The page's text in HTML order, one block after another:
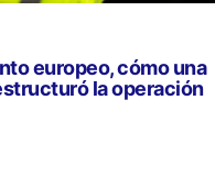
europeo, cómo una
la operación